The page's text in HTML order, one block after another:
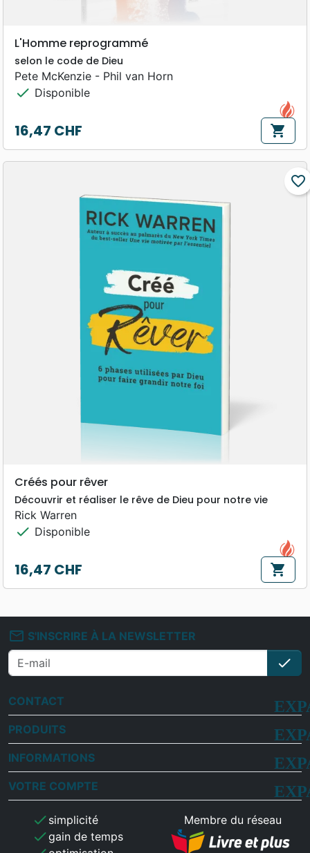
L'Homme reprogrammé
selon le code de Dieu
Pete McKenzie - Phil van Horn
check Disponible
Prix
16,47 CHF shopping_cart
favorite_border
Créés pour rêver
Découvrir et réaliser le rêve de Dieu pour notre vie
Rick Warren
check Disponible
Prix
16,47 CHF shopping_cart
mail_outline S'INSCRIRE À LA NEWSLETTER
check
CONTACT
PRODUITS
INFORMATIONS
VOTRE COMPTE
check simplicité
checkgain de temps
Membre du réseau